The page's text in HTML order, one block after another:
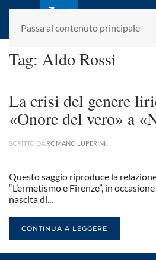
Passa al contenuto principale
fondato da
Tag: Aldo Rossi
La crisi del genere
«Onore del vero» a
SCRITTO DA ROMANO LUPERINI
Questo saggio riproduce la
“L’ermetismo e Firenze”, in
nascita di...
CONTINUA A LEGGERE